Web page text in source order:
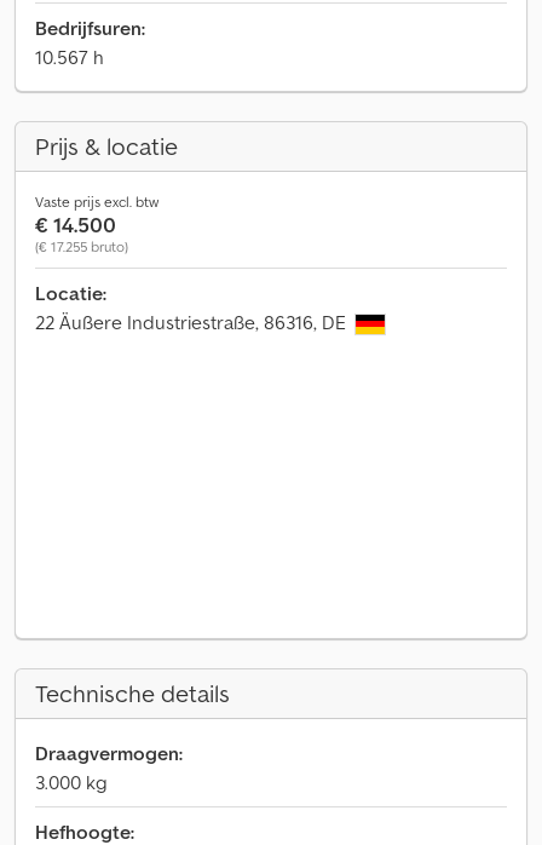
Bedrijfsuren:
10.567 h
Prijs & locatie
Vaste prijs excl. btw
€ 14.500
(€ 17.255 bruto)
Locatie:
22 Äußere Industriestraße, 86316, DE
Technische details
Draagvermogen:
3.000 kg
Hefhoogte: